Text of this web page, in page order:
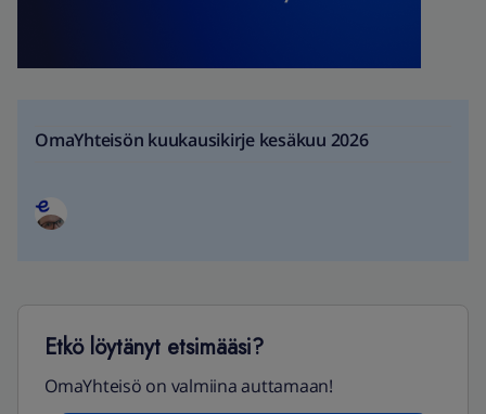
OmaYhteisön kuukausikirje kesäkuu 2026
Etkö löytänyt etsimääsi?
OmaYhteisö on valmiina auttamaan!